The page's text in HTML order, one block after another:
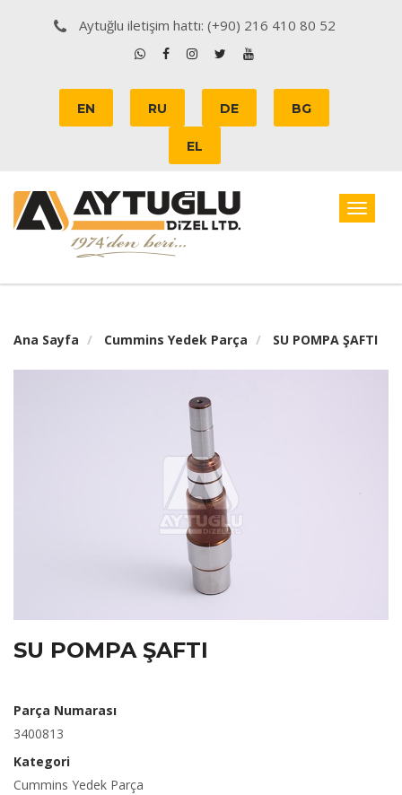
Aytuğlu iletişim hattı: (+90) 216 410 80 52
EN RU DE BG
EL
Toggle
Ana Sayfa Cummins Yedek Parça SU POMPA ŞAFTI
SU POMPA ŞAFTI
Parça Numarası
3400813
Kategori
Cummins Yedek Parça